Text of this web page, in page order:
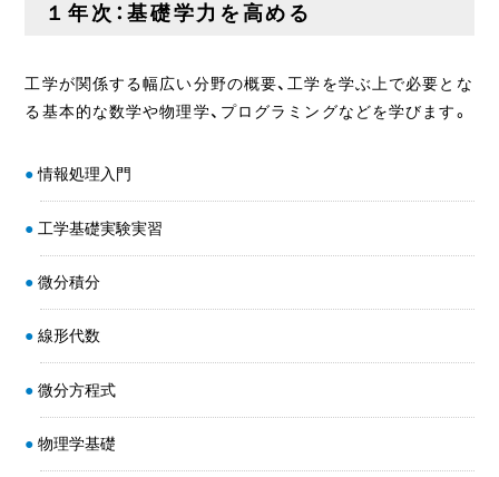
１年次：基礎学力を高める
工学が関係する幅広い分野の概要、工学を学ぶ上で必要とな
る基本的な数学や物理学、プログラミングなどを学びます。
情報処理入門
工学基礎実験実習
微分積分
線形代数
微分方程式
物理学基礎